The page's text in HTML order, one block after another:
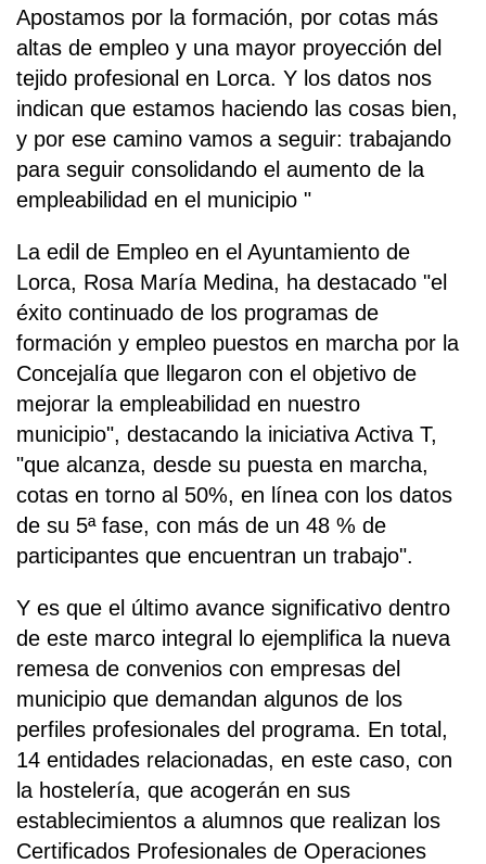
Apostamos por la formación, por cotas más
altas de empleo y una mayor proyección del
tejido profesional en Lorca. Y los datos nos
indican que estamos haciendo las cosas bien,
y por ese camino vamos a seguir: trabajando
para seguir consolidando el aumento de la
empleabilidad en el municipio "
La edil de Empleo en el Ayuntamiento de
Lorca, Rosa María Medina, ha destacado "el
éxito continuado de los programas de
formación y empleo puestos en marcha por la
Concejalía que llegaron con el objetivo de
mejorar la empleabilidad en nuestro
municipio", destacando la iniciativa Activa T,
"que alcanza, desde su puesta en marcha,
cotas en torno al 50%, en línea con los datos
de su 5ª fase, con más de un 48 % de
participantes que encuentran un trabajo".
Y es que el último avance significativo dentro
de este marco integral lo ejemplifica la nueva
remesa de convenios con empresas del
municipio que demandan algunos de los
perfiles profesionales del programa. En total,
14 entidades relacionadas, en este caso, con
la hostelería, que acogerán en sus
establecimientos a alumnos que realizan los
Certificados Profesionales de Operaciones